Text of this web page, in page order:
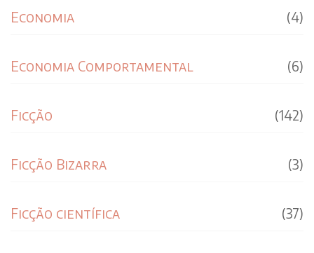
Economia (4)
Economia Comportamental (6)
Ficção (142)
Ficção Bizarra (3)
Ficção científica (37)